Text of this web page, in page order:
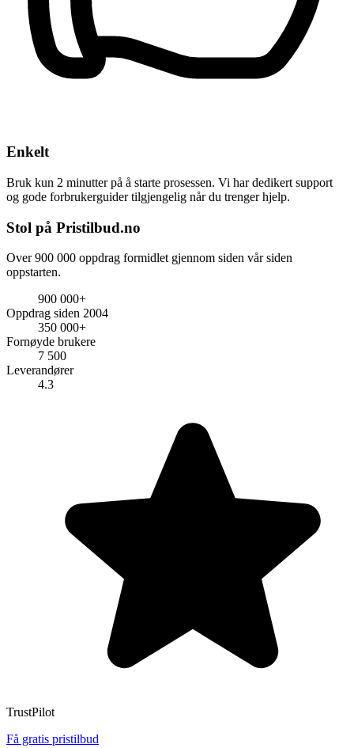
Enkelt
Bruk kun 2 minutter på å starte prosessen. Vi har dedikert support
og gode forbrukerguider tilgjengelig når du trenger hjelp.
Stol på Pristilbud.no
Over 900 000 oppdrag formidlet gjennom siden vår siden
oppstarten.
900 000+
Oppdrag siden 2004
350 000+
Fornøyde brukere
7 500
Leverandører
4.3
TrustPilot
Få gratis pristilbud